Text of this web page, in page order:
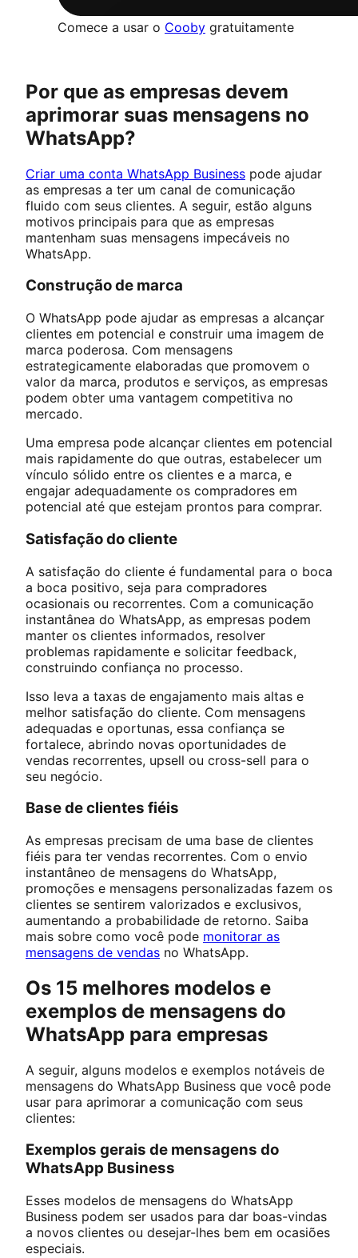
Comece a usar o Cooby gratuitamente
Por que as empresas devem
aprimorar suas mensagens no
WhatsApp?
Criar uma conta WhatsApp Business pode ajudar
as empresas a ter um canal de comunicação
fluido com seus clientes. A seguir, estão alguns
motivos principais para que as empresas
mantenham suas mensagens impecáveis no
WhatsApp.
Construção de marca
O WhatsApp pode ajudar as empresas a alcançar
clientes em potencial e construir uma imagem de
marca poderosa. Com mensagens
estrategicamente elaboradas que promovem o
valor da marca, produtos e serviços, as empresas
podem obter uma vantagem competitiva no
mercado.
Uma empresa pode alcançar clientes em potencial
mais rapidamente do que outras, estabelecer um
vínculo sólido entre os clientes e a marca, e
engajar adequadamente os compradores em
potencial até que estejam prontos para comprar.
Satisfação do cliente
A satisfação do cliente é fundamental para o boca
a boca positivo, seja para compradores
ocasionais ou recorrentes. Com a comunicação
instantânea do WhatsApp, as empresas podem
manter os clientes informados, resolver
problemas rapidamente e solicitar feedback,
construindo confiança no processo.
Isso leva a taxas de engajamento mais altas e
melhor satisfação do cliente. Com mensagens
adequadas e oportunas, essa confiança se
fortalece, abrindo novas oportunidades de
vendas recorrentes, upsell ou cross-sell para o
seu negócio.
Base de clientes fiéis
As empresas precisam de uma base de clientes
fiéis para ter vendas recorrentes. Com o envio
instantâneo de mensagens do WhatsApp,
promoções e mensagens personalizadas fazem os
clientes se sentirem valorizados e exclusivos,
aumentando a probabilidade de retorno. Saiba
mais sobre como você pode monitorar as
mensagens de vendas no WhatsApp.
Os 15 melhores modelos e
exemplos de mensagens do
WhatsApp para empresas
A seguir, alguns modelos e exemplos notáveis de
mensagens do WhatsApp Business que você pode
usar para aprimorar a comunicação com seus
clientes:
Exemplos gerais de mensagens do
WhatsApp Business
Esses modelos de mensagens do WhatsApp
Business podem ser usados para dar boas-vindas
a novos clientes ou desejar-lhes bem em ocasiões
especiais.